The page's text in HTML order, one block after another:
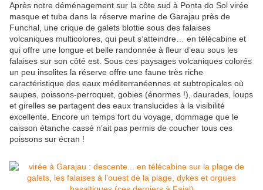
Après notre déménagement sur la côte sud à Ponta do Sol virée
masque et tuba dans la réserve marine de Garajau près de
Funchal, une crique de galets blottie sous des falaises
volcaniques multicolores, qui peut s’atteindre… en télécabine et
qui offre une longue et belle randonnée à fleur d’eau sous les
falaises sur son côté est. Sous ces paysages volcaniques colorés
un peu insolites la réserve offre une faune très riche
caractéristique des eaux méditerranéennes et subtropicales où
saupes, poissons-perroquet, gobies (énormes !), daurades, loups
et girelles se partagent des eaux translucides à la visibilité
excellente. Encore un temps fort du voyage, dommage que le
caisson étanche cassé n’ait pas permis de coucher tous ces
poissons sur écran !